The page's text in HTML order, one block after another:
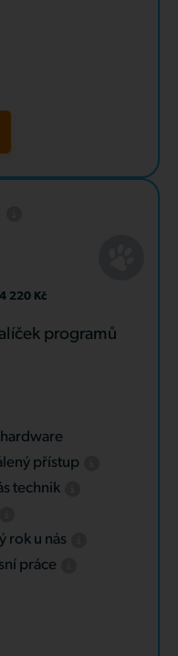
220 Kč
programů
hardware
přístup
technik
rok u nás
práce